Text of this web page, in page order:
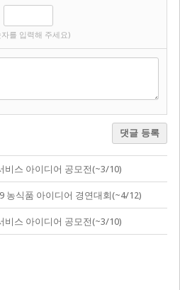
를 입력해 주세요)
댓글 등록
비스 아이디어 공모전(~3/10)
농식품 아이디어 경연대회(~4/12)
비스 아이디어 공모전(~3/10)